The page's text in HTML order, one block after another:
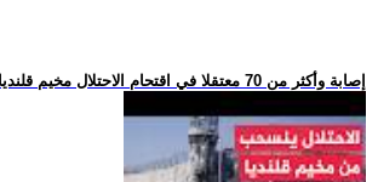
.. 51 إصابة وأكثر من 70 معتقلا في اقتحام الاحتلال مخيم قلنديا ب